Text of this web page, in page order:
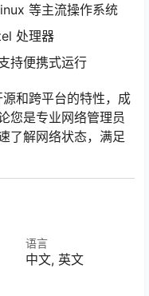
等主流操作系统
处理器
持便携式运行
和跨平台的特性，成
您是专业网络管理员
了解网络状态，满足
语言
中文, 英文